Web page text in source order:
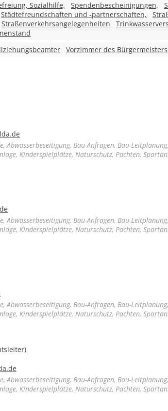
Sozialhilfe, Spendenbescheinigungen,
Städtefreundschaften und -partnerschaften,
Straßenverkehrsangelegenheiten
Vorzimmer des Bürgermeisters
Abwasserbeseitigung, Bau-Anfragen, Bau-
Kinderspielplätze, Naturschutz, Pachten,
Abwasserbeseitigung, Bau-Anfragen, Bau-
Kinderspielplätze, Naturschutz, Pachten,
Abwasserbeseitigung, Bau-Anfragen, Bau-
Kinderspielplätze, Naturschutz, Pachten,
Abwasserbeseitigung, Bau-Anfragen, Bau-
Kinderspielplätze, Naturschutz, Pachten,